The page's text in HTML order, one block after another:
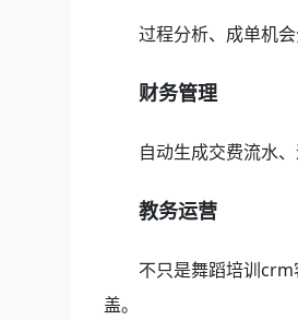
过程分析、成单机
财务管理
自动生成交费流水
教务运营
不只是舞蹈培训
盖。